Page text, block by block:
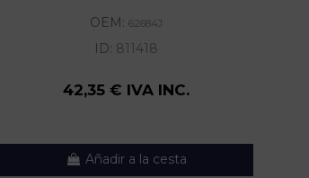
OEM:62684J
ID: 811418
42,35 € IVA INC.
Añadir a la cesta